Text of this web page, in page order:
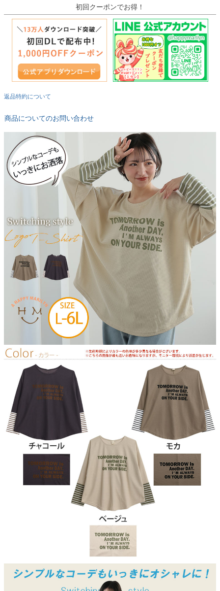
初回クーポンでお得！
返品特約について
商品についてのお問い合わせ